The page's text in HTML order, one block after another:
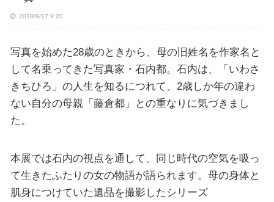
2019/9/17 9:20
写真を始めた28歳のときから、母の旧姓名を作家名と
して名乗ってきた写真家・石内都。石内は、「いわさ
きちひろ」の人生を知るにつれて、2歳しか年の違わ
ない自分の母親「藤倉都」との重なりに気づきまし
た。
本展では石内の視点を通して、同じ時代の空気を吸っ
て生きたふたりの女の物語が語られます。母の身体と
肌身につけていた遺品を撮影したシリーズ